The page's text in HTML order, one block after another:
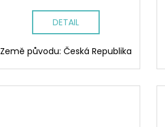
DETAIL
Země původu: Česká Republika